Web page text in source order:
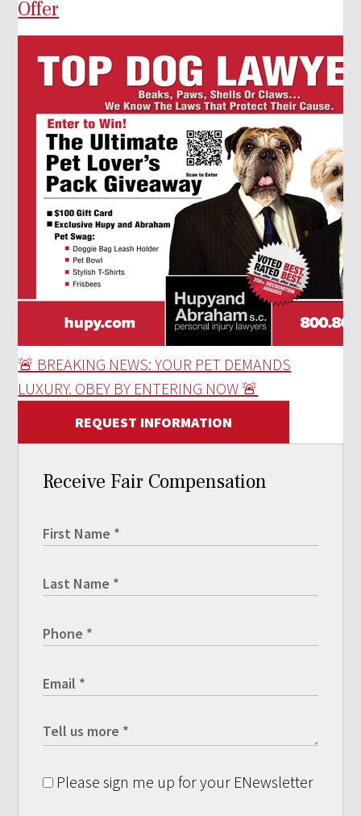
Offer
🚨 BREAKING NEWS: YOUR PET DEMANDS
LUXURY. OBEY BY ENTERING NOW 🚨
REQUEST INFORMATION
Receive Fair Compensation
Please sign me up for your ENewsletter